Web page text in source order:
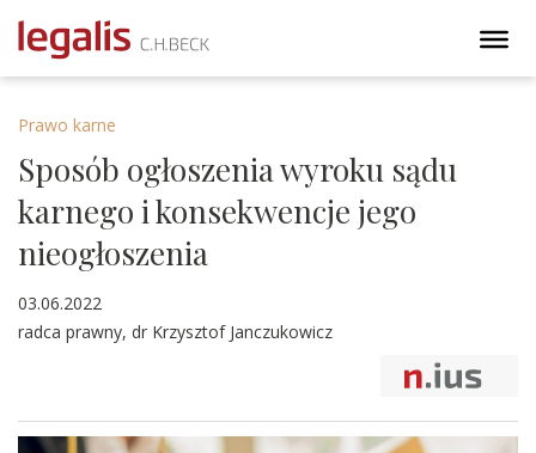
Prawo karne
Sposób ogłoszenia wyroku sądu
karnego i konsekwencje jego
nieogłoszenia
03.06.2022
radca prawny, dr Krzysztof Janczukowicz